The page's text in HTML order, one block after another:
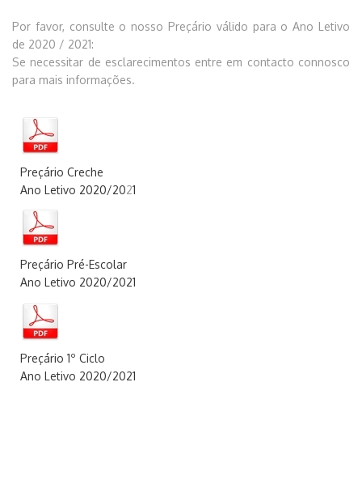
Por favor, consulte o nosso Preçário válido para o Ano Letivo
de 2020 / 2021:
Se necessitar de esclarecimentos entre em contacto connosco
para mais informações.
Preçário Creche
Ano Letivo 2020/2021
Preçário Pré-Escolar
Ano Letivo 2020/2021
Preçário 1º Ciclo
Ano Letivo 2020/2021